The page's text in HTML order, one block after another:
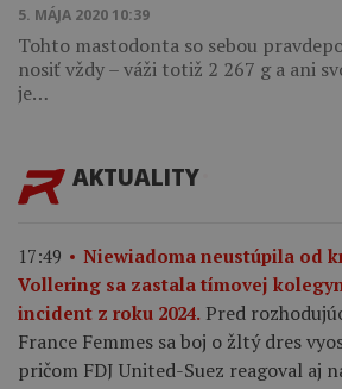
5. MÁJA 2020 10:39
Tohto mastodonta so sebou
nosiť vždy – váži totiž 2 267 g a ani
je…
AKTUALITY
17:49
Niewiadoma neustúpila od
Vollering sa zastala tímovej
incident z roku 2024. Pred
France Femmes sa boj o žltý dres
pričom FDJ United-Suez reagoval aj